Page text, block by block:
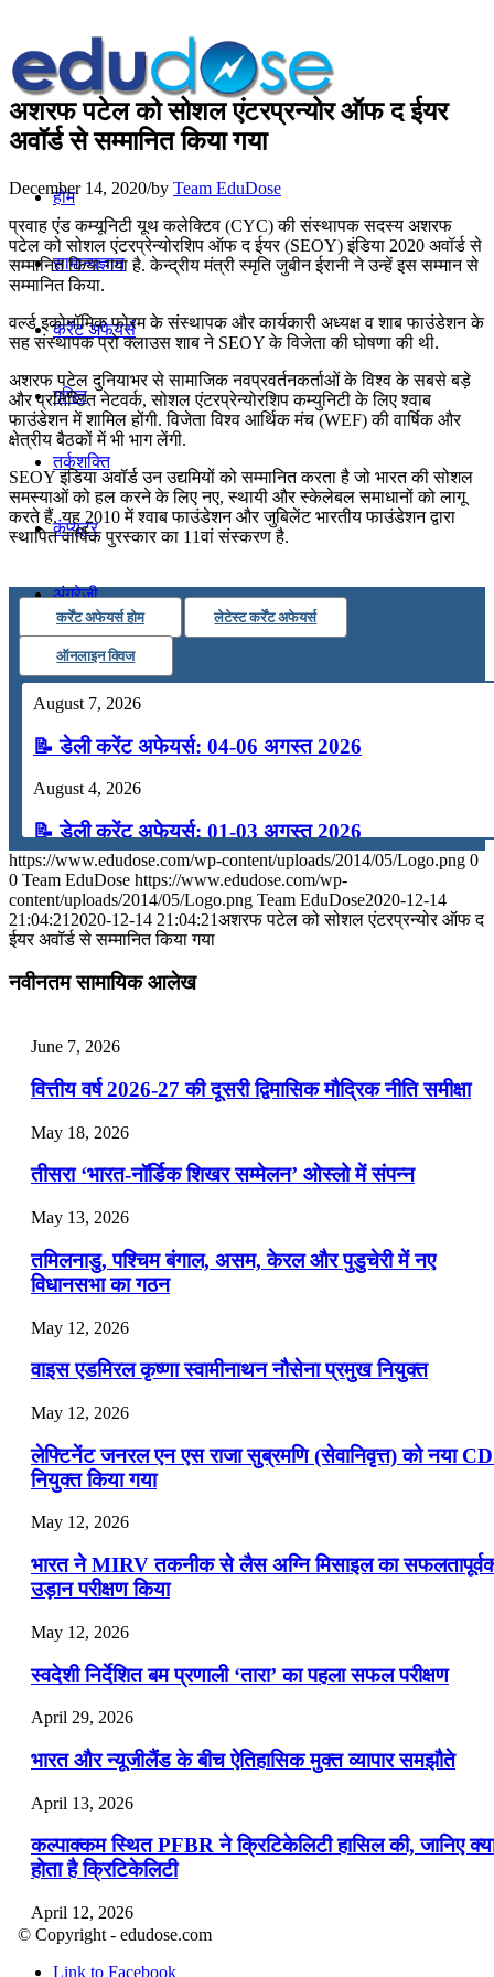
होम
सामान्यज्ञान
करेंट अफेयर्स
गणित
तर्कशक्ति
कंप्यूटर
अंग्रेजी
मॉक टेस्ट
Menu Menu
अशरफ पटेल को सोशल एंटरप्रन्योर ऑफ द ईयर
अवॉर्ड से सम्मानित किया गया
December 14, 2020/by Team EduDose
प्रवाह एंड कम्यूनिटी यूथ कलेक्टिव (CYC) की संस्थापक सदस्य अशरफ
पटेल को सोशल एंटरप्रेन्योरशिप ऑफ द ईयर (SEOY) इंडिया 2020 अवॉर्ड से
सम्मानित किया गया है. केन्द्रीय मंत्री स्मृति जुबीन ईरानी ने उन्हें इस सम्मान से
सम्मानित किया.
वर्ल्ड इकोनॉमिक फोरम के संस्थापक और कार्यकारी अध्यक्ष व शाब फाउंडेशन के
सह संस्थापक प्रो क्लाउस शाब ने SEOY के विजेता की घोषणा की थी.
अशरफ पटेल दुनियाभर से सामाजिक नवप्रवर्तनकर्ताओं के विश्व के सबसे बड़े
और प्रतिष्ठित नेटवर्क, सोशल एंटरप्रेन्योरशिप कम्युनिटी के लिए श्वाब
फाउंडेशन में शामिल होंगी. विजेता विश्व आर्थिक मंच (WEF) की वार्षिक और
क्षेत्रीय बैठकों में भी भाग लेंगी.
SEOY इंडिया अवॉर्ड उन उद्यमियों को सम्मानित करता है जो भारत की सोशल
समस्याओं को हल करने के लिए नए, स्थायी और स्केलेबल समाधानों को लागू
करते हैं. यह 2010 में श्वाब फाउंडेशन और जुबिलेंट भारतीय फाउंडेशन द्वारा
स्थापित वार्षिक पुरस्कार का 11वां संस्करण है.
कर्रेंट अफेयर्स होम लेटेस्ट कर्रेंट अफेयर्स
ऑनलाइन क्विज
August 7, 2026
📝 डेली करेंट अफेयर्स: 04-06 अगस्त 2026
August 4, 2026
📝 डेली करेंट अफेयर्स: 01-03 अगस्त 2026
July 31, 2026
📝 डेली करेंट अफेयर्स: 28-31 जुलाई 2026
July 25, 2026
📝 डेली करेंट अफेयर्स: 22-24 जुलाई 2026
July 22, 2026
📝 डेली करेंट अफेयर्स: 19-21 जुलाई 2026
July 19, 2026
📝 डेली करेंट अफेयर्स: 16-18 जुलाई 2026
https://www.edudose.com/wp-content/uploads/2014/05/Logo.png 0
0 Team EduDose https://www.edudose.com/wp-
content/uploads/2014/05/Logo.png Team EduDose2020-12-14
21:04:21 2020-12-14 21:04:21अशरफ पटेल को सोशल एंटरप्रन्योर ऑफ द
ईयर अवॉर्ड से सम्मानित किया गया
नवीनतम सामायिक आलेख
June 7, 2026
वित्तीय वर्ष 2026-27 की दूसरी द्विमासिक मौद्रिक नीति समीक्षा
May 18, 2026
तीसरा ‘भारत-नॉर्डिक शिखर सम्मेलन’ ओस्लो में संपन्न
May 13, 2026
तमिलनाडु, पश्चिम बंगाल, असम, केरल और पुडुचेरी में नए
विधानसभा का गठन
May 12, 2026
वाइस एडमिरल कृष्णा स्वामीनाथन नौसेना प्रमुख नियुक्त
May 12, 2026
लेफ्टिनेंट जनरल एन एस राजा सुब्रमणि (सेवानिवृत्त) को नया
नियुक्त किया गया
May 12, 2026
भारत ने MIRV तकनीक से लैस अग्नि मिसाइल का
उड़ान परीक्षण किया
May 12, 2026
स्वदेशी निर्देशित बम प्रणाली ‘तारा’ का पहला सफल परीक्षण
April 29, 2026
भारत और न्यूजीलैंड के बीच ऐतिहासिक मुक्त व्यापार समझौते
April 13, 2026
कल्पाक्कम स्थित PFBR ने क्रिटिकेलिटी हासिल की, जानिए
होता है क्रिटिकेलिटी
April 12, 2026
© Copyright - edudose.com
Link to Facebook